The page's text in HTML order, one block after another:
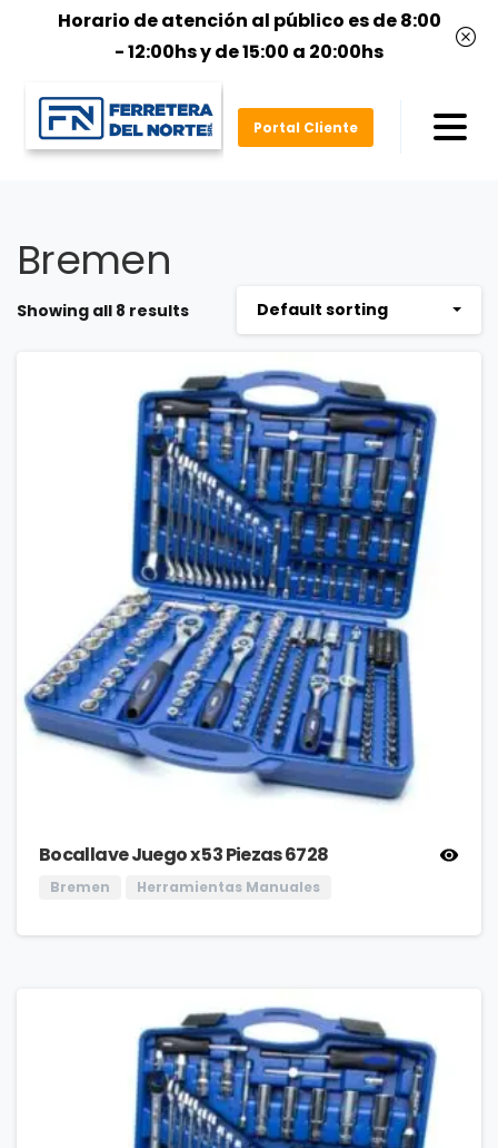
Horario de atención al público es de 8:00
- 12:00hs y de 15:00 a 20:00hs
Portal Cliente
Bremen
Showing all 8 results Default sorting
Bocallave Juego x 53 Piezas 6728
Bremen Herramientas Manuales